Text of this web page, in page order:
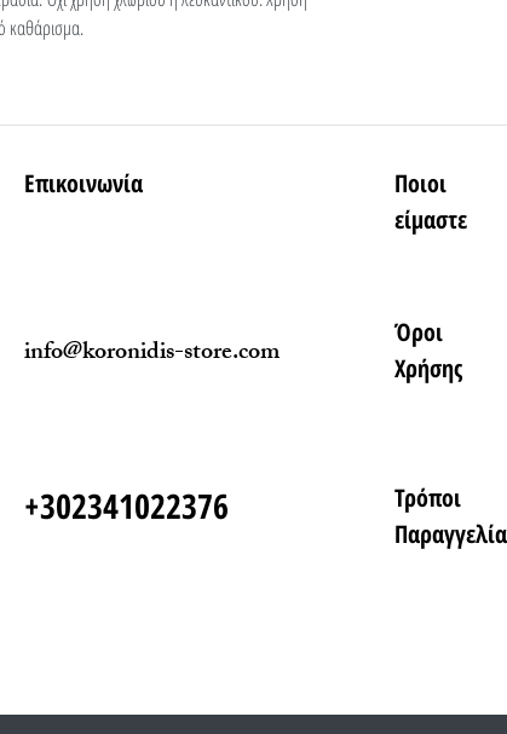
καθάρισμα.
Επικοινωνία
info@koronidis-store.com
+302341022376
Ποιοι
είμαστε
Όροι
Χρήσης
Τρόποι